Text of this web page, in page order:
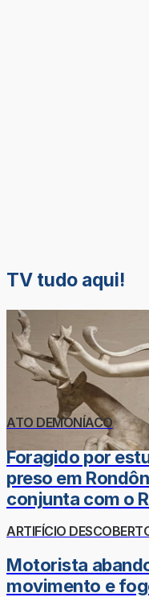
TV tudo aqui!
ATO DEMONÍACO
Foragido por
preso em
conjunta com o
ARTIFÍCIO
Motorista
movimento e